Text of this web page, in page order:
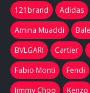
121brand Adidas
Amina Muaddi
BVLGARI
Cartier
Fabio Monti
Fendi
Jimmy Choo
Kenzo